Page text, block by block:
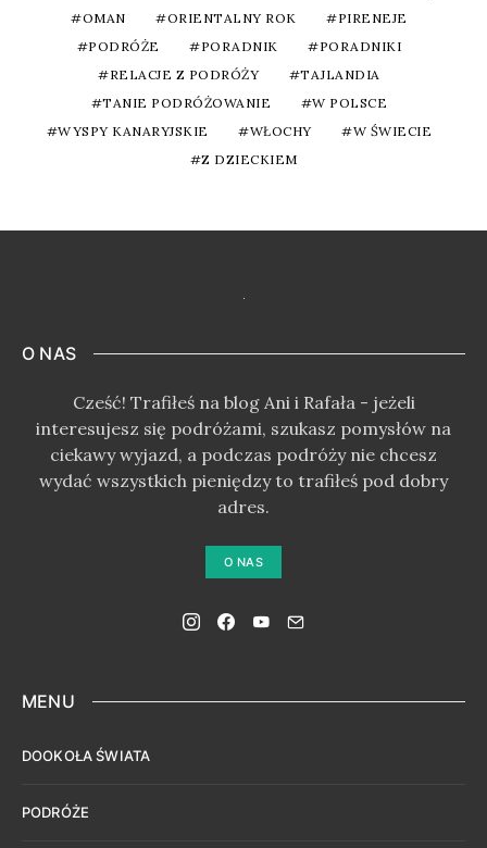
OMAN
ORIENTALNY ROK
PIRENEJE
PODRÓŻE
PORADNIK
PORADNIKI
RELACJE Z PODRÓŻY
TAJLANDIA
TANIE PODRÓŻOWANIE
W POLSCE
WYSPY KANARYJSKIE
WŁOCHY
W ŚWIECIE
Z DZIECKIEM
O NAS
Cześć! Trafiłeś na blog Ani i Rafała - jeżeli
interesujesz się podróżami, szukasz pomysłów na
ciekawy wyjazd, a podczas podróży nie chcesz
wydać wszystkich pieniędzy to trafiłeś pod dobry
adres.
O NAS
MENU
DOOKOŁA ŚWIATA
PODRÓŻE